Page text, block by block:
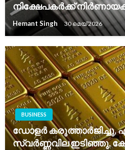
നിക്ഷേപകർക്ക്
Hemant Singh 30 മെയ്‌ 2026
BUSINESS
ഡോളർ കരുത്താർജിച്ചു,
സ്വർണ്ണവില ഇടിഞ്ഞു,